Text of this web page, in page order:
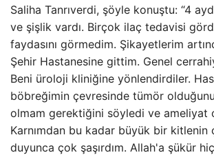
Saliha Tanrıverdi, şöyle konuştu: “4
ve şişlik vardı. Birçok ilaç tedavisi
faydasını görmedim. Şikayetlerim
Şehir Hastanesine gittim. Genel
Beni üroloji kliniğine yönlendirdiler.
böbreğimin çevresinde tümör
olmam gerektiğini söyledi ve ameliyat
Karnımdan bu kadar büyük bir kitlenin
duyunca çok şaşırdım. Allah'a şükür